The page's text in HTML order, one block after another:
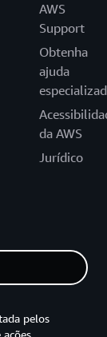
AWS
Support
Obtenha
ajuda
da AWS
Jurídico
pelos